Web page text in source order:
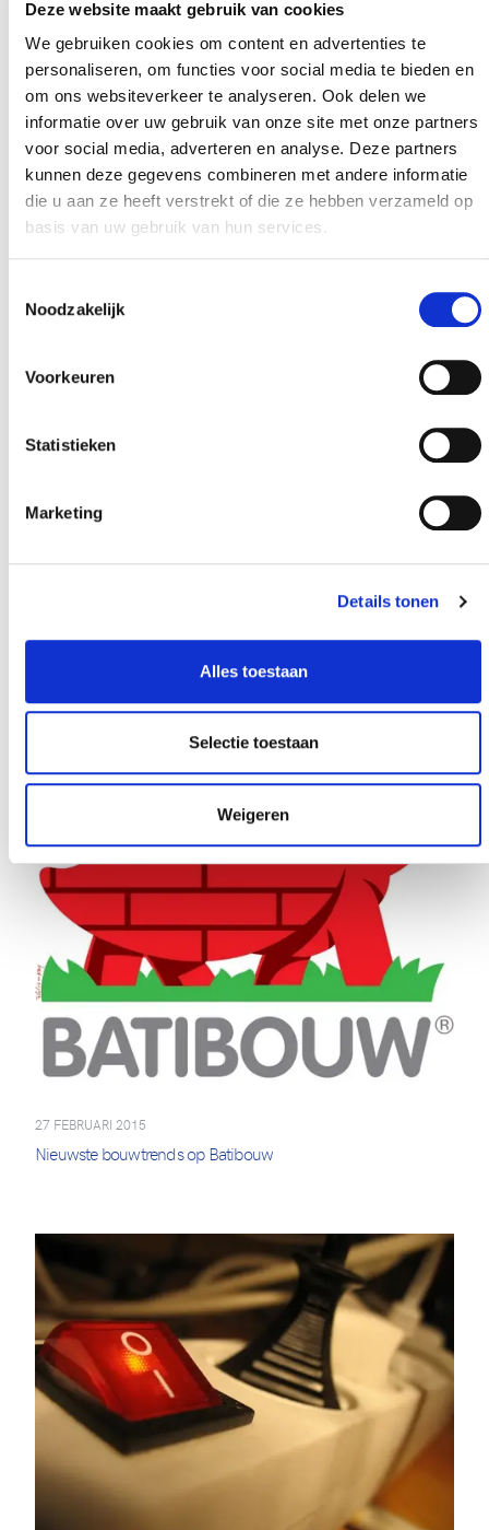
Deze website maakt gebruik van cookies
We gebruiken cookies om content en advertenties te
personaliseren, om functies voor social media te bieden en
om ons websiteverkeer te analyseren. Ook delen we
informatie over uw gebruik van onze site met onze partners
voor social media, adverteren en analyse. Deze partners
kunnen deze gegevens combineren met andere informatie
die u aan ze heeft verstrekt of die ze hebben verzameld op
basis van uw gebruik van hun services.
Noodzakelijk
Voorkeuren
Statistieken
Marketing
Details tonen
Alles toestaan
Selectie toestaan
Weigeren
30 APRIL 2015
Waarom nieuwbouw?
27 FEBRUARI 2015
Nieuwste bouwtrends op Batibouw